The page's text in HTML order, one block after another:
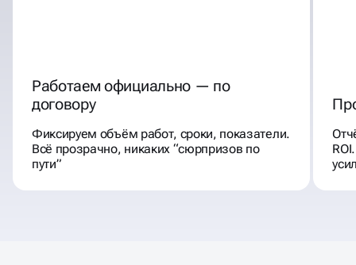
Работаем официально — по
договору
Фиксируем объём работ, сроки, показатели.
Всё прозрачно, никаких “сюрпризов по
пути”